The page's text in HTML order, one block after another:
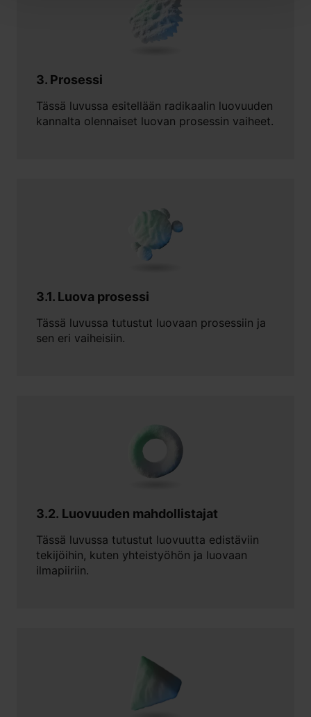
3. Prosessi
Tässä luvussa esitellään radikaalin luovuuden
kannalta olennaiset luovan prosessin vaiheet.
3.1. Luova prosessi
Tässä luvussa tutustut luovaan prosessiin ja
sen eri vaiheisiin.
3.2. Luovuuden mahdollistajat
Tässä luvussa tutustut luovuutta edistäviin
tekijöihin, kuten yhteistyöhön ja luovaan
ilmapiiriin.